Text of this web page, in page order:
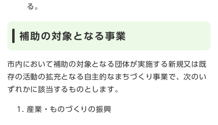
る。
補助の対象となる事業
市内において補助の対象となる団体が実施する新規又は既
存の活動の拡充となる自主的なまちづくり事業で、次のい
ずれかに該当するものとします。
産業・ものづくりの振興